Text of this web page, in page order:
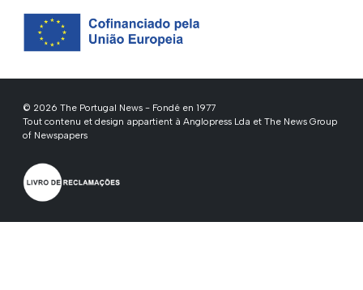
© 2026 The Portugal News - Fondé en 1977
Tout contenu et design appartient à Anglopress Lda et The News Group
of Newspapers